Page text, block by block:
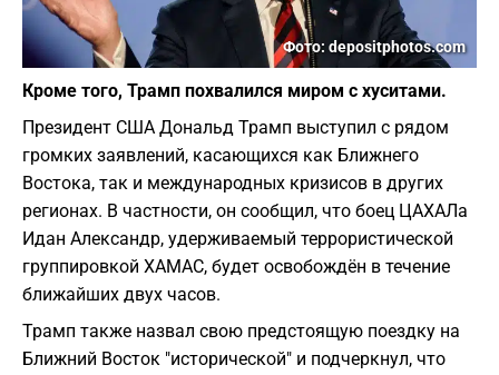
Фото: depositphotos.com
Кроме того, Трамп похвалился миром с хуситами.
Президент США Дональд Трамп выступил с рядом
громких заявлений, касающихся как Ближнего
Востока, так и международных кризисов в других
регионах. В частности, он сообщил, что боец ЦАХАЛа
Идан Александр, удерживаемый террористической
группировкой ХАМАС, будет освобождён в течение
ближайших двух часов.
Трамп также назвал свою предстоящую поездку на
Ближний Восток "исторической" и подчеркнул, что